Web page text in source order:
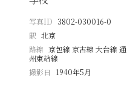
写真ID 3802-030016-0
駅 北京
路線 京包線 京古線 大台線 通
州東站線
撮影日
1940年5月